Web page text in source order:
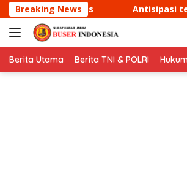
Langsung
ke
konten
Breaking News
terjadinya C3 (Curas,Curat, dan
Berita Utama Berita TNI & POLRI